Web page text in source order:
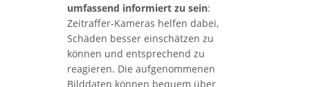
umfassend informiert zu sein:
Zeitraffer-Kameras helfen dabei,
Schäden besser einschätzen zu
können und entsprechend zu
reagieren. Die aufgenommenen
Bilddaten können bequem über